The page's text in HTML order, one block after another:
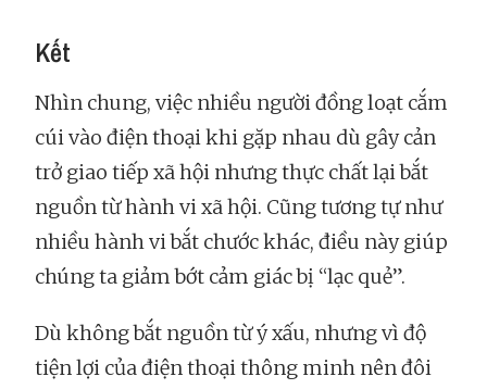
Kết
Nhìn chung, việc nhiều người đồng loạt cắm
cúi vào điện thoại khi gặp nhau dù gây cản
trở giao tiếp xã hội nhưng thực chất lại bắt
nguồn từ hành vi xã hội. Cũng tương tự như
nhiều hành vi bắt chước khác, điều này giúp
chúng ta giảm bớt cảm giác bị “lạc quẻ”.
Dù không bắt nguồn từ ý xấu, nhưng vì độ
tiện lợi của điện thoại thông minh nên đôi